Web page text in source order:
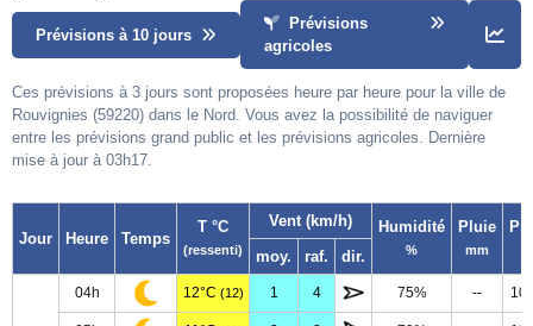
Prévisions à 10 jours
Prévisions
agricoles
Ces prévisions à 3 jours sont proposées heure par heure pour la ville de
Rouvignies (59220) dans le Nord. Vous avez la possibilité de naviguer
entre les prévisions grand public et les prévisions agricoles. Dernière
mise à jour à 03h17.
Jour Heure Temps
T °C
(ressenti)
Vent (km/h) Humidité
%
Pluie
mm
moy. raf. dir.
04h 12°C (12) 1 4 75% --